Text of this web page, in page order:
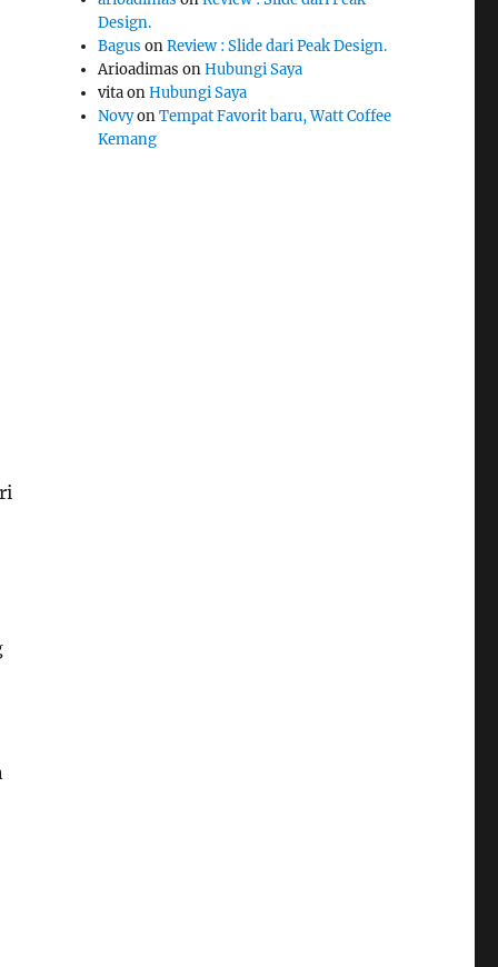
Design.
Bagus onReview : Slide dari Peak Design.
Arioadimas onHubungi Saya
vitaonHubungi Saya
NovyonTempat Favorit baru, Watt Coffee
Kemang